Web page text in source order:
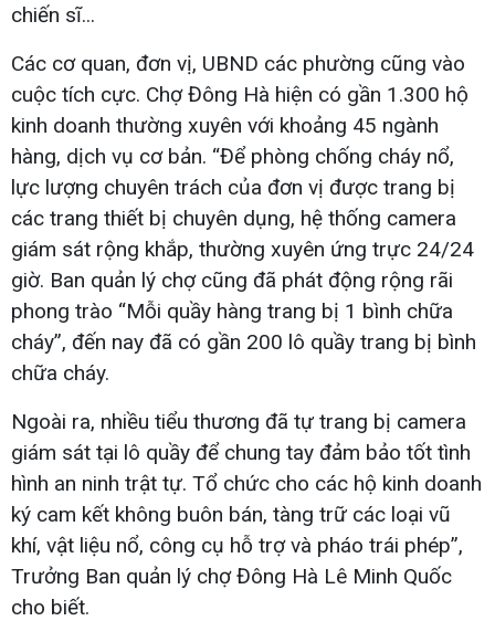
chiến sĩ...
Các cơ quan, đơn vị, UBND các phường cũng vào
cuộc tích cực. Chợ Đông Hà hiện có gần 1.300 hộ
kinh doanh thường xuyên với khoảng 45 ngành
hàng, dịch vụ cơ bản. “Để phòng chống cháy nổ,
lực lượng chuyên trách của đơn vị được trang bị
các trang thiết bị chuyên dụng, hệ thống camera
giám sát rộng khắp, thường xuyên ứng trực 24/24
giờ. Ban quản lý chợ cũng đã phát động rộng rãi
phong trào “Mỗi quầy hàng trang bị 1 bình chữa
cháy”, đến nay đã có gần 200 lô quầy trang bị bình
chữa cháy.
Ngoài ra, nhiều tiểu thương đã tự trang bị camera
giám sát tại lô quầy để chung tay đảm bảo tốt tình
hình an ninh trật tự. Tổ chức cho các hộ kinh doanh
ký cam kết không buôn bán, tàng trữ các loại vũ
khí, vật liệu nổ, công cụ hỗ trợ và pháo trái phép”,
Trưởng Ban quản lý chợ Đông Hà Lê Minh Quốc
cho biết.